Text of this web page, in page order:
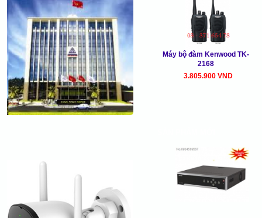
Máy bộ đàm Kenwood TK-
2168
3.805.900 VND